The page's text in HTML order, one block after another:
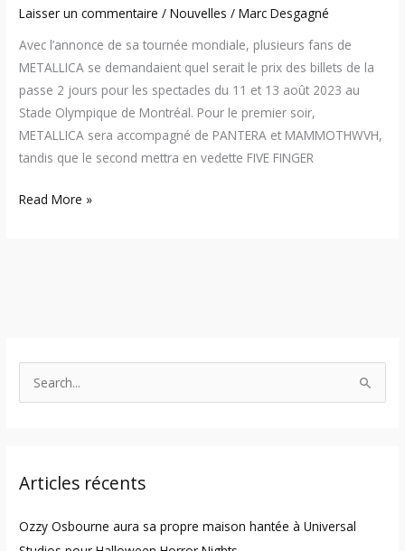
Laisser un commentaire /Nouvelles /Marc Desgagné
Avec l’annonce de sa tournée mondiale, plusieurs fans de
METALLICA se demandaient quel serait le prix des billets de la
passe 2 jours pour les spectacles du 11 et 13 août 2023 au
Stade Olympique de Montréal. Pour le premier soir,
METALLICA sera accompagné de PANTERA et MAMMOTHWVH,
tandis que le second mettra en vedette FIVE FINGER
Read More »
c
f
Articles récents
Ozzy Osbourne aura sa propre maison hantée à Universal